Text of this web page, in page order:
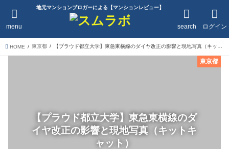
地元マンションブロガーによる【マンションレビュー】
ログイン
search
menu
HOME 東京都
【プラウド都立大学】東急東横線のダ
イヤ改正の影響と現地写真（キットキ
ャット）
東京都